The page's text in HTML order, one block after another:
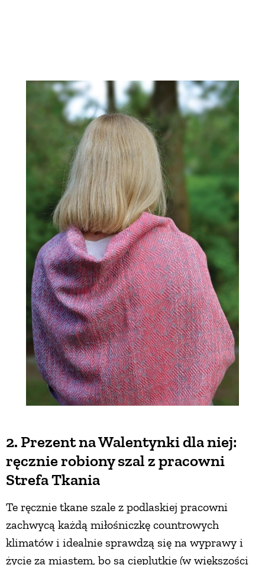
2. Prezent na Walentynki dla niej:
ręcznie robiony szal z pracowni
Strefa Tkania
Te ręcznie tkane szale z podlaskiej pracowni
zachwycą każdą miłośniczkę countrowych
klimatów i idealnie sprawdzą się na wyprawy i
życie za miastem, bo są cieplutkie (w większości